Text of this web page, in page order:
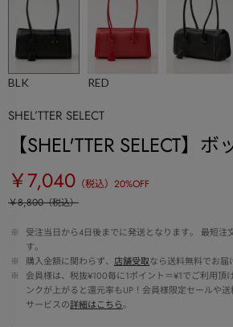
BLK RED
SHEL’TTER SELECT
【SHEL'TTER SELECT】
￥7,040 （税込） 20%OFF
￥8,800（税込）
※
受注当日から4日後までに発送となります。 最短注
す。
※
購入金額に関わらず、 店舗受取なら送料無料でお届
※
会員様は、税抜¥100毎に1ポイント＝¥1でご利用頂
ンクが上がると還元率もUP！会員様限定セールや
サービスの詳細はこちら。